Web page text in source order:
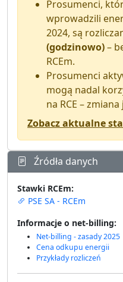
Prosumenci,
wprowadzili
2024, są
(godzinowo)–
RCEm.
Prosumenci
mogą nadal
na RCE –
Zobacz aktualne
Źródła danych
Stawki RCEm:
PSE SA - RCEm
Informacje o net-billing:
Net-billing - zasady 2025
Cena odkupu energii
Przykłady rozliczeń